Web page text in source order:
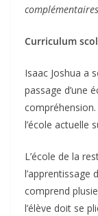
Curriculum
Isaac Joshua a
passage d’une
l’école actuelle
L’école de la
l’apprentissage
comprend
l’élève doit se